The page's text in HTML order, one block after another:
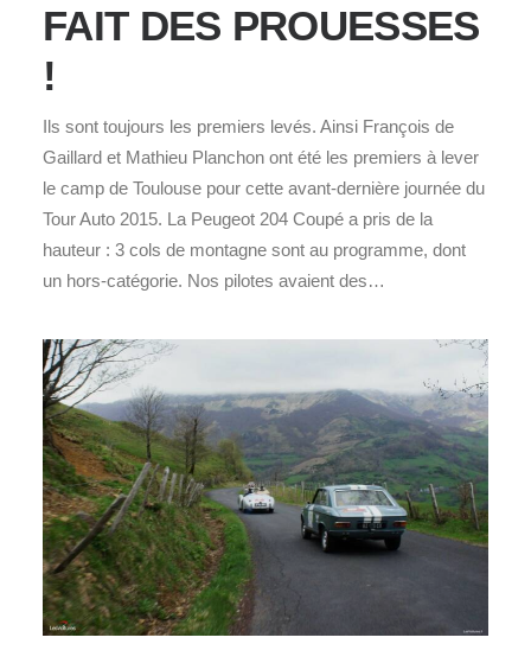
FAIT DES PROUESSES
!
Ils sont toujours les premiers levés. Ainsi François de
Gaillard et Mathieu Planchon ont été les premiers à lever
le camp de Toulouse pour cette avant-dernière journée du
Tour Auto 2015. La Peugeot 204 Coupé a pris de la
hauteur : 3 cols de montagne sont au programme, dont
un hors-catégorie. Nos pilotes avaient des…